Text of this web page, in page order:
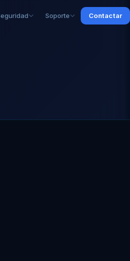
Soporte Contactar